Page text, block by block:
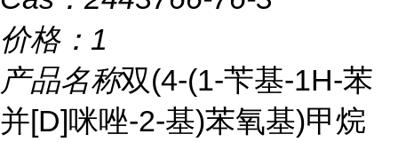
价格： 1
产品名称双(4-(1-苄基-1H-苯
并[D]咪唑-2-基)苯氧基)甲烷